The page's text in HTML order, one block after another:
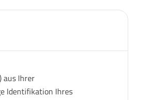
aus Ihrer
Identifikation Ihres